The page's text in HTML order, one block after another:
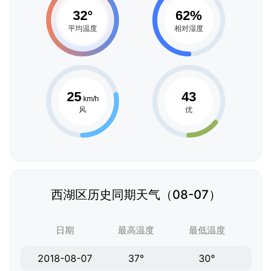
西湖区历史同期天气（08-07）
日期 最高温度 最低温度
2018-08-07 37° 30°